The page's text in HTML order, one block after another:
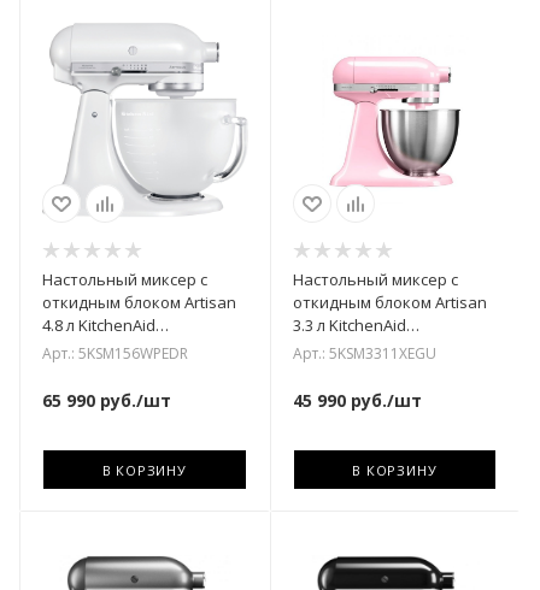
Настольный миксер с
откидным блоком Artisan
4.8 л KitchenAid
5KSM156WPEDR
Арт.: 5KSM156WPEDR
65 990 руб./шт
В КОРЗИНУ
Настольный миксер с
откидным блоком Artisan
3.3 л KitchenAid
5KSM3311XEGU
Арт.: 5KSM3311XEGU
45 990руб./шт
В КОРЗИНУ